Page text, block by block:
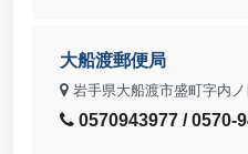
大船渡郵便局
岩手県大船渡市盛町字内ノ
0570943977 / 0570-